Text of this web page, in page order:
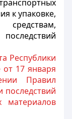
к упаковке,
Республики
от 17 января
Правил
последствий
материалов